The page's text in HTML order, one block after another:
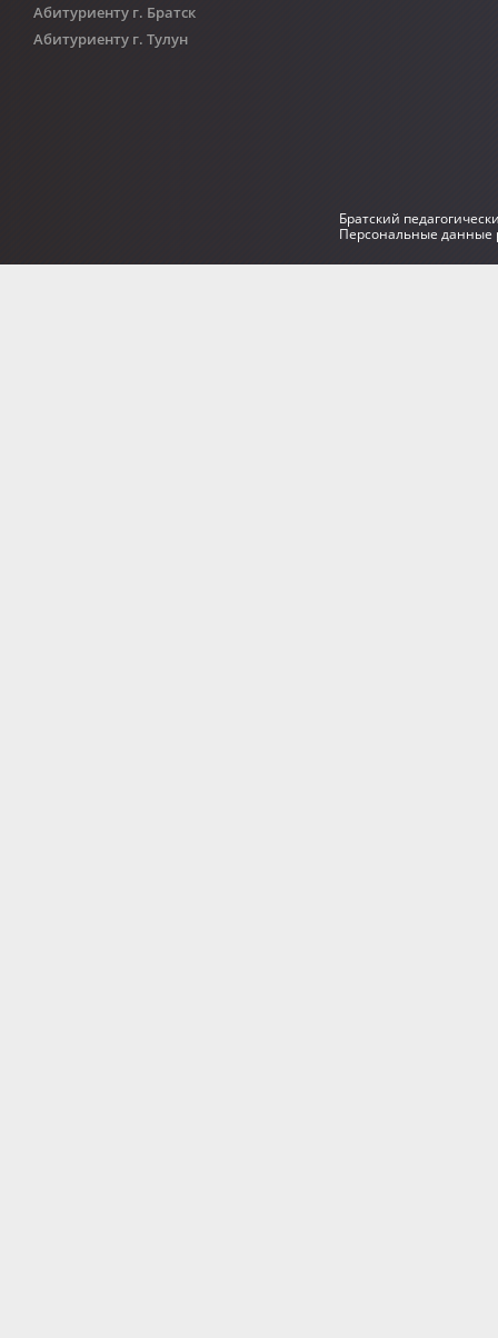
Абитуриенту г. Братск
Абитуриенту г. Тулун
Братский
Персональные данные